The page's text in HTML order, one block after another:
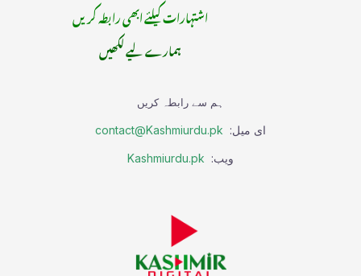
اشتہارات کیلئے ابھی رابطہ کریں
ہمارے لیے لکھیں
ہم سے رابطہ کریں
ای میل: contact@Kashmiurdu.pk
ویب: Kashmiurdu.pk